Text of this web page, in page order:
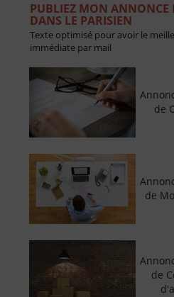
PUBLIEZ MON ANNONCE
DANS LE PARISIEN
Texte optimisé pour avoir le
immédiate par mail
de
de
de